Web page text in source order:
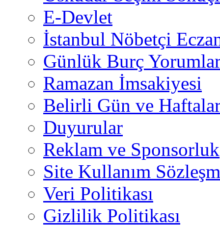
E-Devlet
İstanbul Nöbetçi
Günlük Burç
Ramazan İmsakiyesi
Belirli Gün ve
Duyurular
Reklam ve Sponsorluk
Site Kullanım
Veri Politikası
Gizlilik Politikası